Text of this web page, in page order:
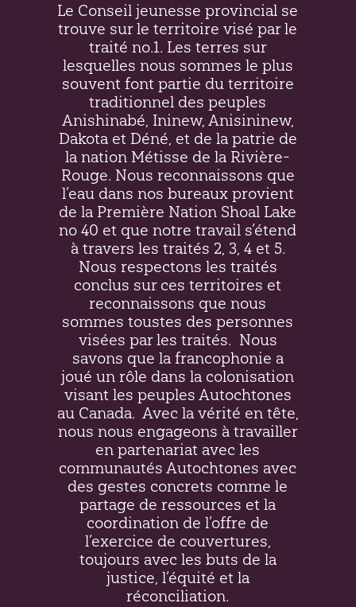
Le Conseil jeunesse provincial se
trouve sur le territoire visé par le
traité no.1. Les terres sur
lesquelles nous sommes le plus
souvent font partie du territoire
traditionnel des peuples
Anishinabé, Ininew, Anisininew,
Dakota et Déné, et de la patrie de
la nation Métisse de la Rivière-
Rouge. Nous reconnaissons que
l’eau dans nos bureaux provient
de la Première Nation Shoal Lake
no 40 et que notre travail s’étend
à travers les traités 2, 3, 4 et 5.
Nous respectons les traités
conclus sur ces territoires et
reconnaissons que nous
sommes toustes des personnes
visées par les traités. Nous
savons que la francophonie a
joué un rôle dans la colonisation
visant les peuples Autochtones
au Canada. Avec la vérité en tête,
nous nous engageons à travailler
en partenariat avec les
communautés Autochtones avec
des gestes concrets comme le
partage de ressources et la
coordination de l’offre de
l’exercice de couvertures,
toujours avec les buts de la
justice, l’équité et la
réconciliation.